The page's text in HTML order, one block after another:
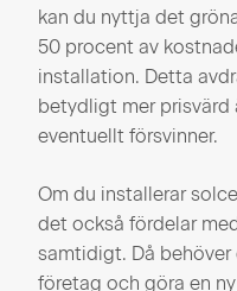
kan du nyttja det
50 procent av
installation. Detta
betydligt mer prisvärd
eventuellt försvinner.
Om du installerar
det också fördelar
samtidigt. Då
företag och göra en